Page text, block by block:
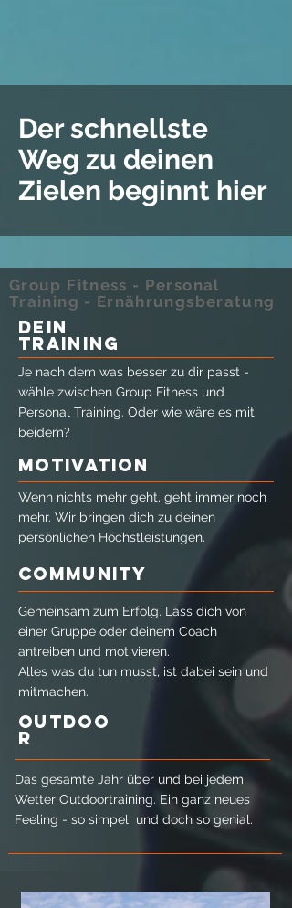
Der schnellste
Weg zu deinen
Zielen beginnt hier
Group Fitness - Personal
Training - Ernährungsberatung
DEIN
TRAINING
Je nach dem was besser zu dir passt -
wähle zwischen Group Fitness und
Personal Training. Oder wie wäre es mit
beidem?
MOTIVATION
Wenn nichts mehr geht, geht immer noch
mehr. Wir bringen dich zu deinen
persönlichen Höchstleistungen.
COMMUNITY
Gemeinsam zum Erfolg. Lass dich von
einer Gruppe oder deinem Coach
antreiben und motivieren.
Alles was du tun musst, ist dabei sein und
mitmachen.
OUTDOO
R
Das gesamte Jahr über und bei jedem
Wetter Outdoortraining. Ein ganz neues
Feeling - so simpel und doch so genial.